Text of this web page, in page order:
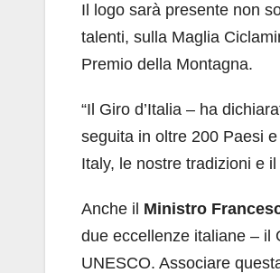
Il logo sarà presente non
talenti, sulla Maglia
Premio della Montagna.
“Il Giro d’Italia – ha
seguita in oltre 200 Paesi
Italy, le nostre tradizioni e
Anche il Ministro
due eccellenze italiane – il
UNESCO. Associare